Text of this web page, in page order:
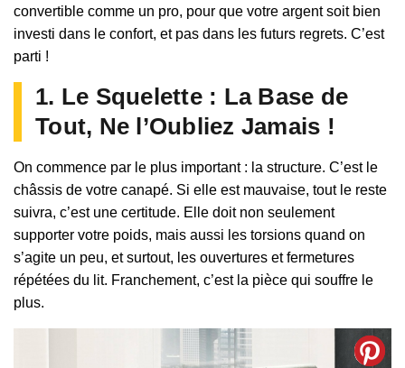
convertible comme un pro, pour que votre argent soit bien
investi dans le confort, et pas dans les futurs regrets. C’est
parti !
1. Le Squelette : La Base de
Tout, Ne l’Oubliez Jamais !
On commence par le plus important : la structure. C’est le
châssis de votre canapé. Si elle est mauvaise, tout le reste
suivra, c’est une certitude. Elle doit non seulement
supporter votre poids, mais aussi les torsions quand on
s’agite un peu, et surtout, les ouvertures et fermetures
répétées du lit. Franchement, c’est la pièce qui souffre le
plus.